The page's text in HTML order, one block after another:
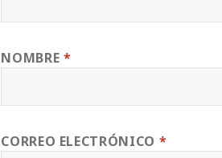
NOMBRE *
CORREO ELECTRÓNICO *